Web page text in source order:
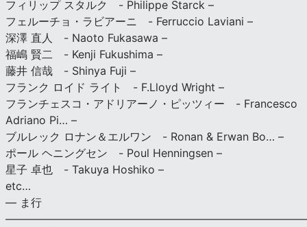
フィリップ スタルク - Philippe Starck –
フェルーチョ・ラビアーニ - Ferruccio Laviani –
深澤 直人 - Naoto Fukasawa –
福嶋 賢二 - Kenji Fukushima –
藤井 信哉 - Shinya Fuji –
フランク ロイド ライト - F.Lloyd Wright –
フランチェスコ・アドリアーノ・ピッツィー - Francesco
Adriano Pi… –
ブルレック ロナン＆エルワン - Ronan & Erwan Bo… –
ポール ヘニングセン - Poul Henningsen –
星子 卓也 - Takuya Hoshiko –
etc…
— ま行